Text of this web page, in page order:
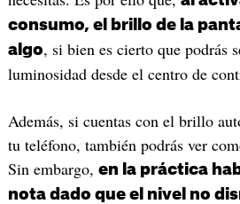
consumo, el brillo de la
algo, si bien es cierto que podrás
luminosidad desde el centro de
Además, si cuentas con el brillo
tu teléfono, también podrás ver
Sin embargo, en la práctica
nota dado que el nivel no